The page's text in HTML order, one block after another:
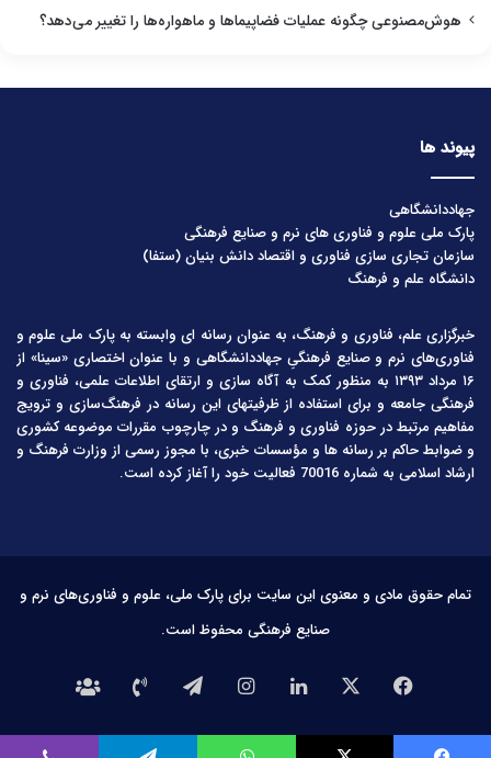
هوش‌مصنوعی چگونه عملیات فضاپیماها و ماهواره‌ها را تغییر می‌دهد؟
پیوند ها
جهاددانشگاهی
پارک ملی علوم و فناوری های نرم و صنایع فرهنگی
سازمان تجاری سازی فناوری و اقتصاد دانش بنیان (ستفا)
دانشگاه علم و فرهنگ
خبرگزاری علم، فناوری و فرهنگ، به عنوان رسانه ای وابسته به پارک ملی علوم و
فناوری‌های نرم و صنایع فرهنگیِ جهاددانشگاهی و با عنوان اختصاری «سینا» از
۱۶ مرداد ۱۳۹۳ به منظور کمک به آگاه سازی و ارتقای اطلاعات علمی، فناوری و
فرهنگی جامعه و برای استفاده از ظرفیتهای این رسانه در فرهنگ‌سازی و ترویج
مفاهیم مرتبط در حوزه فناوری و فرهنگ و در چارچوب مقررات موضوعه کشوری
و ضوابط حاکم بر رسانه ها و مؤسسات خبری، با مجوز رسمی از وزارت فرهنگ و
ارشاد اسلامی به شماره 70016 فعالیت خود را آغاز کرده است.
تمام حقوق مادی و معنوی این سایت برای پارک ملی، علوم و فناوری‌های نرم و
صنایع فرهنگی محفوظ است.
فیس
بوک
لینکدیناینستاگرامتلگرامتماس
با
درباره
ما